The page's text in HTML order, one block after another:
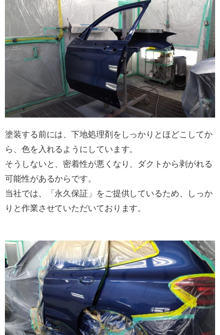
塗装する前には、下地処理剤をしっかりとほどこしてか
ら、色を入れるようにしています。
そうしないと、密着性が悪くなり、ダクトから剥がれる
可能性があるからです。
当社では、「永久保証」をご提供しているため、しっか
りと作業させていただいております。